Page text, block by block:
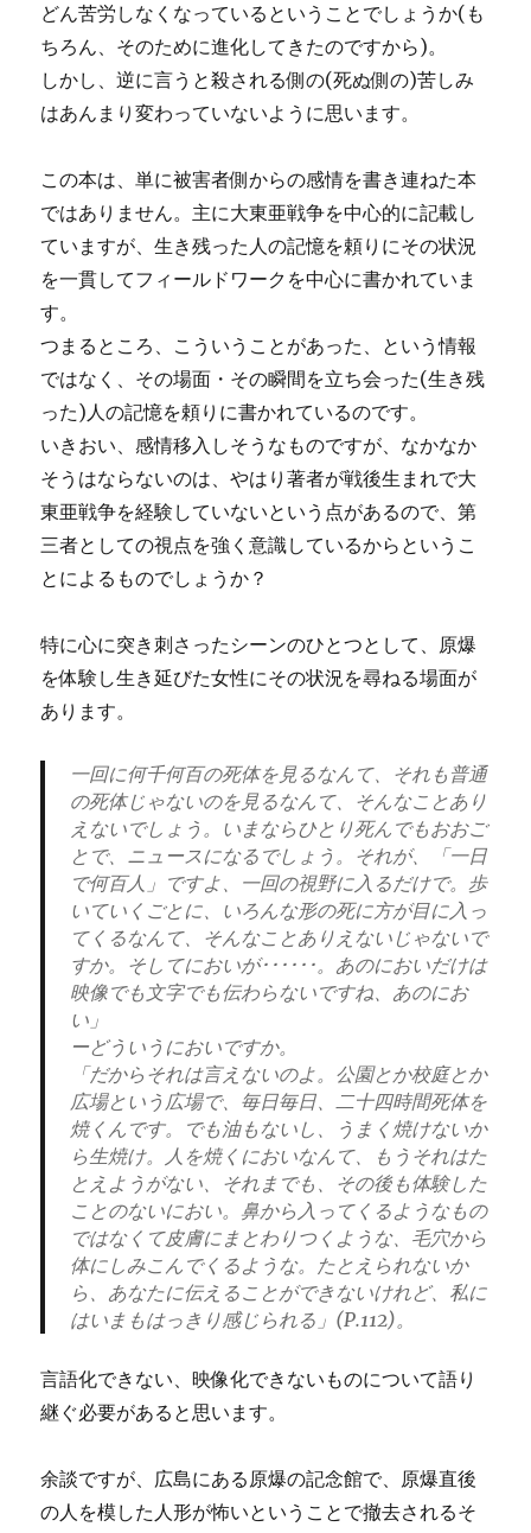
どん苦労しなくなっているということでしょうか(も
ちろん、そのために進化してきたのですから)。
しかし、逆に言うと殺される側の(死ぬ側の)苦しみ
はあんまり変わっていないように思います。
この本は、単に被害者側からの感情を書き連ねた本
ではありません。主に大東亜戦争を中心的に記載し
ていますが、生き残った人の記憶を頼りにその状況
を一貫してフィールドワークを中心に書かれていま
す。
つまるところ、こういうことがあった、という情報
ではなく、その場面・その瞬間を立ち会った(生き残
った)人の記憶を頼りに書かれているのです。
いきおい、感情移入しそうなものですが、なかなか
そうはならないのは、やはり著者が戦後生まれで大
東亜戦争を経験していないという点があるので、第
三者としての視点を強く意識しているからというこ
とによるものでしょうか？
特に心に突き刺さったシーンのひとつとして、原爆
を体験し生き延びた女性にその状況を尋ねる場面が
あります。
一回に何千何百の死体を見るなんて、それも普通
の死体じゃないのを見るなんて、そんなことあり
えないでしょう。いまならひとり死んでもおおご
とで、ニュースになるでしょう。それが、「一日
で何百人」ですよ、一回の視野に入るだけで。歩
いていくごとに、いろんな形の死に方が目に入っ
てくるなんて、そんなことありえないじゃないで
すか。そしてにおいが･･････。あのにおいだけは
映像でも文字でも伝わらないですね、あのにお
い」
ーどういうにおいですか。
「だからそれは言えないのよ。公園とか校庭とか
広場という広場で、毎日毎日、二十四時間死体を
焼くんです。でも油もないし、うまく焼けないか
ら生焼け。人を焼くにおいなんて、もうそれはた
とえようがない、それまでも、その後も体験した
ことのないにおい。鼻から入ってくるようなもの
ではなくて皮膚にまとわりつくような、毛穴から
体にしみこんでくるような。たとえられないか
ら、あなたに伝えることができないけれど、私に
はいまもはっきり感じられる」(P.112)。
言語化できない、映像化できないものについて語り
継ぐ必要があると思います。
余談ですが、広島にある原爆の記念館で、原爆直後
の人を模した人形が怖いということで撤去されるそ